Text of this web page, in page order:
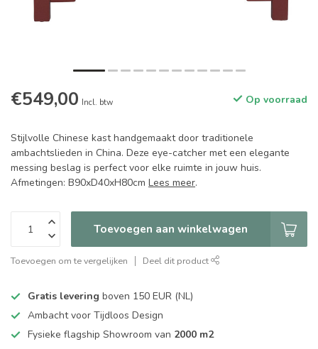
€549,00 Incl. btw Op voorraad
Stijlvolle Chinese kast handgemaakt door traditionele
ambachtslieden in China. Deze eye-catcher met een elegante
messing beslag is perfect voor elke ruimte in jouw huis.
Afmetingen: B90xD40xH80cm Lees meer.
Toevoegen aan winkelwagen
Toevoegen om te vergelijken Deel dit product
Gratis levering boven 150 EUR (NL)
Ambacht voor Tijdloos Design
Fysieke flagship Showroom van 2000 m2